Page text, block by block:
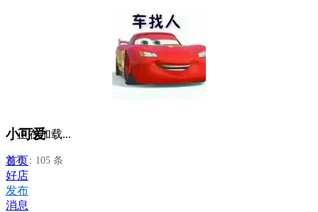
小可爱
发布：105 条
正在加载...
首页
好店
发布
消息